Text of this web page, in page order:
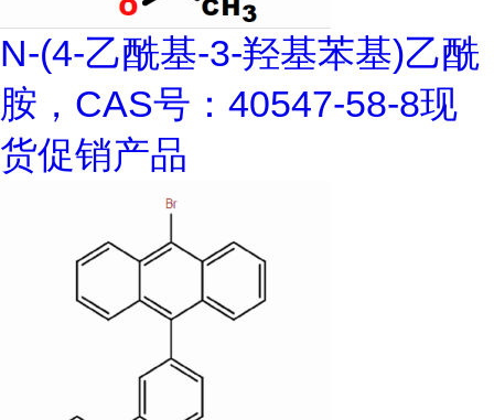
N-(4-乙酰基-3-羟基苯基)乙酰
胺，CAS号：40547-58-8现
货促销产品